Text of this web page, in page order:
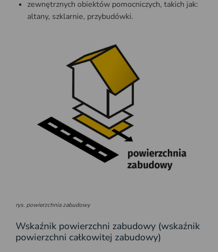
zewnętrznych obiektów pomocniczych, takich jak:
altany, szklarnie, przybudówki.
rys. powierzchnia zabudowy
Wskaźnik powierzchni zabudowy (wskaźnik
powierzchni całkowitej zabudowy)